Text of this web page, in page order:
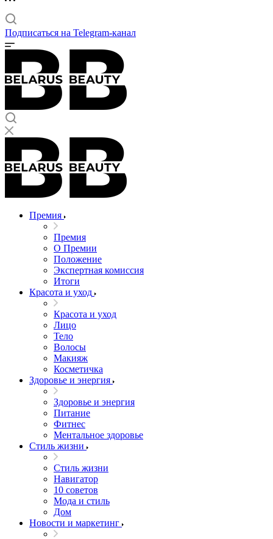
Подписаться на Telegram-канал
Премия
Премия
О Премии
Положение
Экспертная комиссия
Итоги
Красота и уход
Красота и уход
Лицо
Тело
Волосы
Макияж
Косметичка
Здоровье и энергия
Здоровье и энергия
Питание
Фитнес
Ментальное здоровье
Стиль жизни
Стиль жизни
Навигатор
10 советов
Мода и стиль
Дом
Новости и маркетинг